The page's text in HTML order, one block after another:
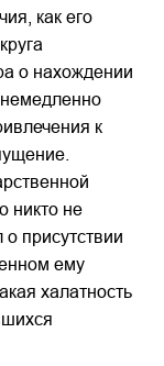
как его
о нахождении
к
никто не
присутствии
ему
халатность